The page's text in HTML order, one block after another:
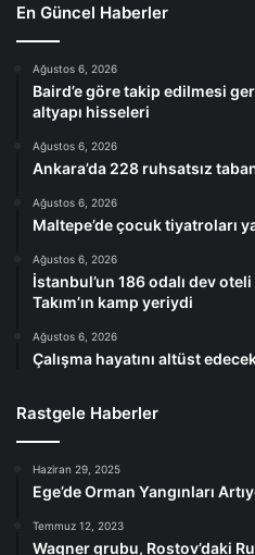
En Güncel Haberler
Ağustos 6, 2026
Baird’e göre takip edilmesi
altyapı hisseleri
Ağustos 6, 2026
Ankara’da 228 ruhsatsız
Ağustos 6, 2026
Maltepe’de çocuk tiyatroları
Ağustos 6, 2026
İstanbul’un 186 odalı dev
Takım’ın kamp yeriydi
Ağustos 6, 2026
Çalışma hayatını altüst
Rastgele Haberler
Haziran 29, 2025
Ege’de Orman Yangınları
Temmuz 12, 2023
Wagner grubu, Rostov’daki